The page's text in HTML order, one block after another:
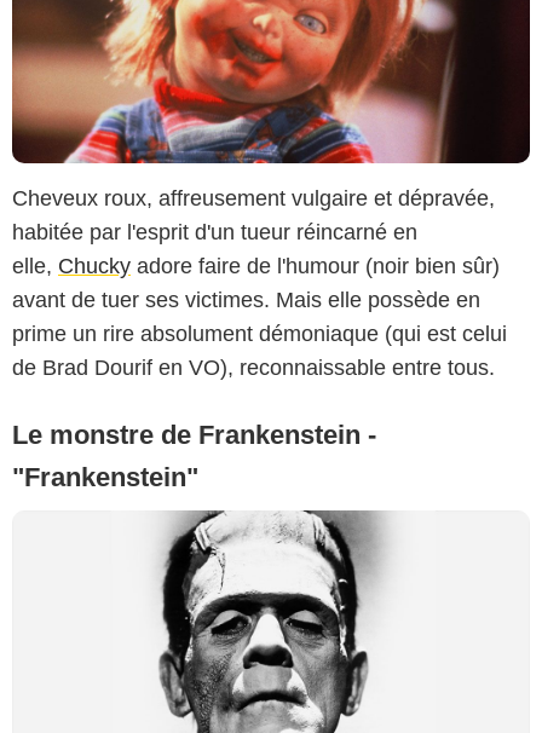
Cheveux roux, affreusement vulgaire et dépravée,
habitée par l'esprit d'un tueur réincarné en
elle, Chucky adore faire de l'humour (noir bien sûr)
avant de tuer ses victimes. Mais elle possède en
prime un rire absolument démoniaque (qui est celui
de Brad Dourif en VO), reconnaissable entre tous.
Le monstre de Frankenstein -
"Frankenstein"